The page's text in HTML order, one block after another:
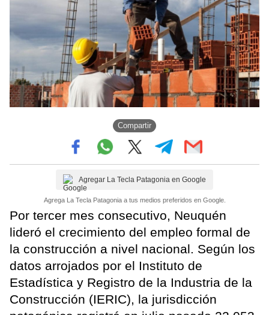
Compartir
Agregar La Tecla Patagonia en Google
Agrega La Tecla Patagonia a tus medios preferidos en Google.
Por tercer mes consecutivo, Neuquén
lideró el crecimiento del empleo formal de
la construcción a nivel nacional. Según los
datos arrojados por el Instituto de
Estadística y Registro de la Industria de la
Construcción (IERIC), la jurisdicción